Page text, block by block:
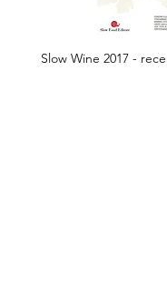
Slow Wine 2017 -